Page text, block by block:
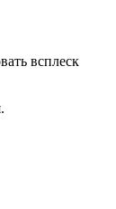
всплеск